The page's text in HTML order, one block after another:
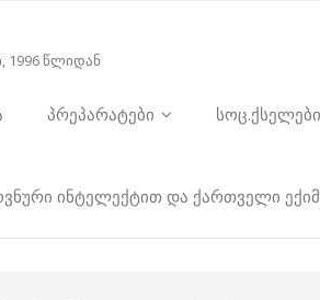
1996 წლიდან
პრეპარატები სოც.ქსელები
ინტელექტით და ქართველი